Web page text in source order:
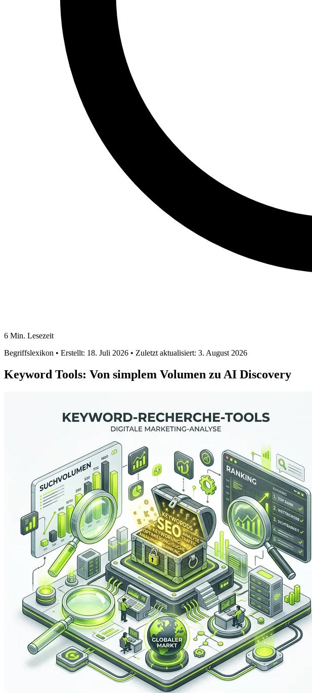
6 Min. Lesezeit
Begriffslexikon • Erstellt: 18. Juli 2026 • Zuletzt aktualisiert: 3. August 2026
Keyword Tools: Von simplem Volumen zu AI Discovery